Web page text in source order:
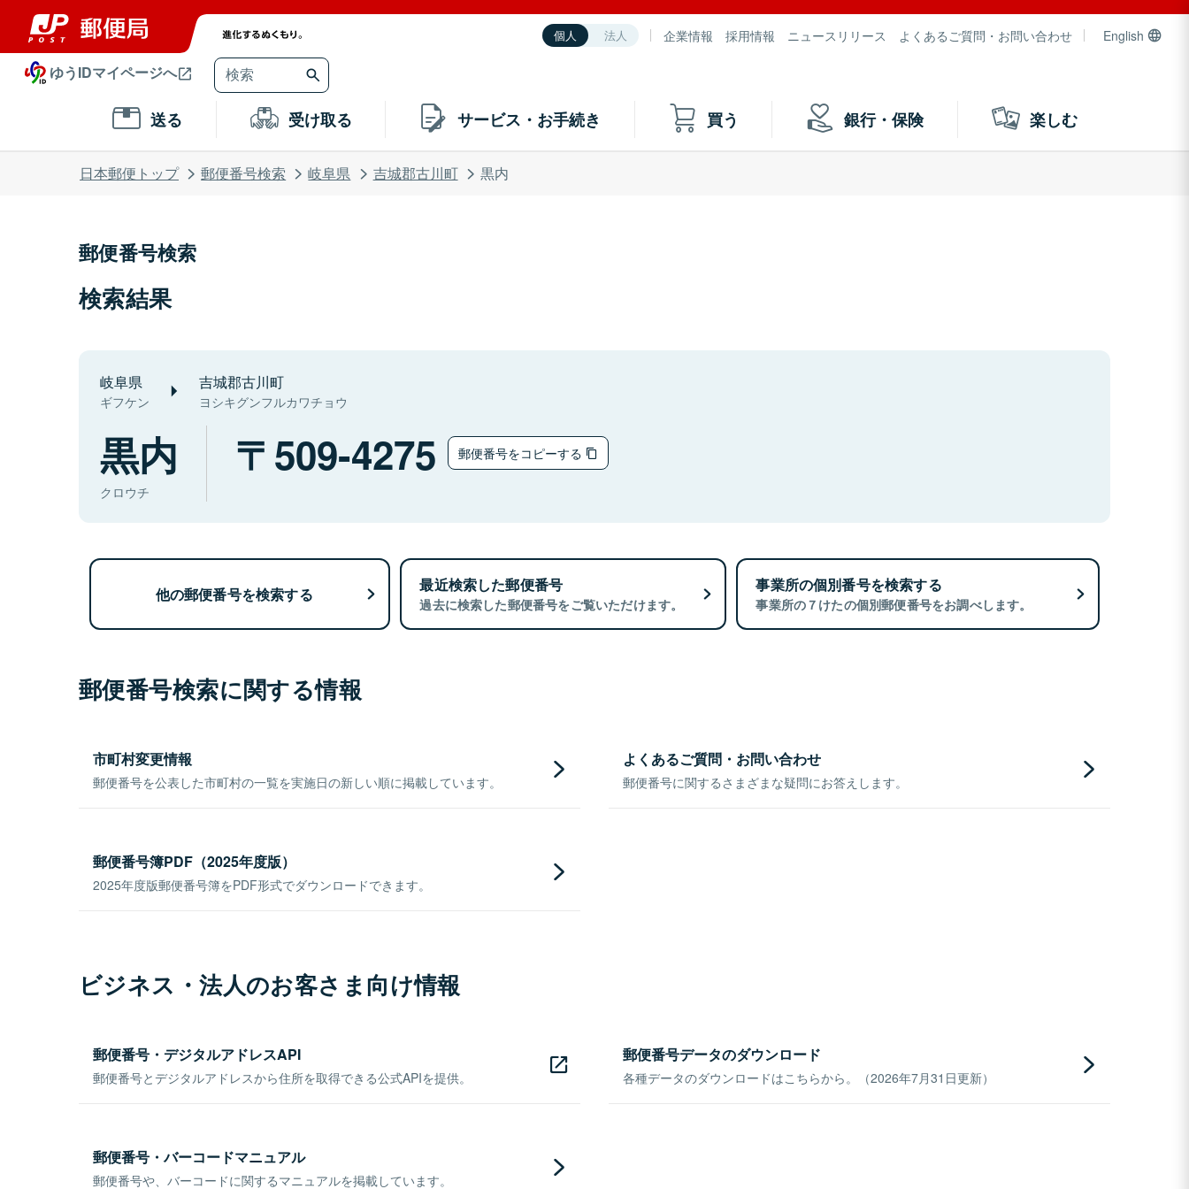
個人 法人 企業情報 採用情報 ニュースリリース よくあるご質問・お問い合わせ English
ゆうIDマイページへ
送る 受け取る サービス・お手続き 買う 銀行・保険 楽しむ
日本郵便トップ 郵便番号検索 岐阜県 吉城郡古川町 黒内
郵便番号検索
検索結果
岐阜県
ギフケン
吉城郡古川町
ヨシキグンフルカワチョウ
黒内
クロウチ
509-4275 郵便番号をコピーする
他の郵便番号を検索する 最近検索した郵便番号
過去に検索した郵便番号をご覧いただけます。
事業所の個別番号を検索する
事業所の７けたの個別郵便番号をお調べします。
郵便番号検索に関する情報
市町村変更情報
郵便番号を公表した市町村の一覧を実施日の新しい順に掲載しています。
よくあるご質問・お問い合わせ
郵便番号に関するさまざまな疑問にお答えします。
郵便番号簿PDF（2025年度版）
2025年度版郵便番号簿をPDF形式でダウンロードできます。
ビジネス・法人のお客さま向け情報
郵便番号・デジタルアドレスAPI
郵便番号とデジタルアドレスから住所を取得できる公式APIを提供。
郵便番号データのダウンロード
各種データのダウンロードはこちらから。（2026年7月31日更新）
郵便番号・バーコードマニュアル
郵便番号や、バーコードに関するマニュアルを掲載しています。